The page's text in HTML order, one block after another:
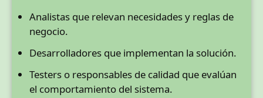
Analistas que relevan necesidades y reglas de
negocio.
Desarrolladores que implementan la solución.
Testers o responsables de calidad que evalúan
el comportamiento del sistema.